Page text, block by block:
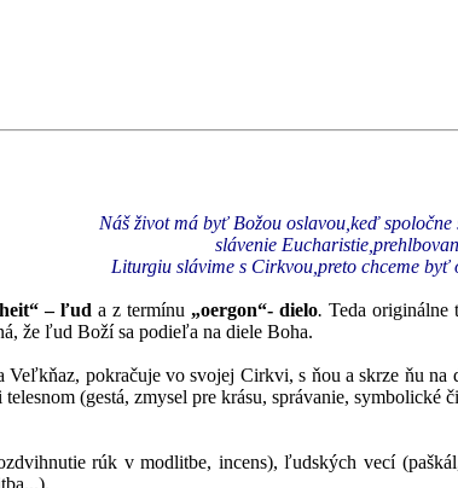
Náš život má byť Božou oslavou,keď
slávenie
Liturgiu slávime s Cirkvou,preto chceme byť
– ľud a z termínu „oergon“- dielo. Teda
že ľud Boží sa podieľa na diele Boha.
pokračuje vo svojej Cirkvi, s ňou a skrze ňu na
(gestá, zmysel pre krásu, správanie, symbolické
rúk v modlitbe, incens), ľudských vecí